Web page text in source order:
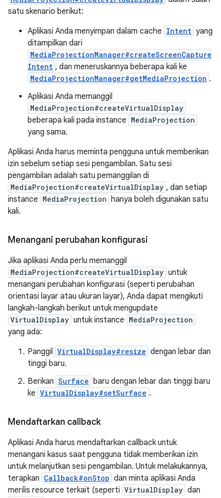
satu skenario berikut:
Aplikasi Anda menyimpan dalam cache Intent yang
ditampilkan dari
MediaProjectionManager#createScreenCapture
Intent , dan meneruskannya beberapa kali ke
MediaProjectionManager#getMediaProjection .
Aplikasi Anda memanggil
MediaProjection#createVirtualDisplay
beberapa kali pada instance MediaProjection
yang sama.
Aplikasi Anda harus meminta pengguna untuk memberikan
izin sebelum setiap sesi pengambilan. Satu sesi
pengambilan adalah satu pemanggilan di
MediaProjection#createVirtualDisplay , dan setiap
instance MediaProjection hanya boleh digunakan satu
kali.
Menangani perubahan konfigurasi
Jika aplikasi Anda perlu memanggil
MediaProjection#createVirtualDisplay untuk
menangani perubahan konfigurasi (seperti perubahan
orientasi layar atau ukuran layar), Anda dapat mengikuti
langkah-langkah berikut untuk mengupdate
VirtualDisplay untuk instance MediaProjection
yang ada:
Panggil VirtualDisplay#resize dengan lebar dan
tinggi baru.
Berikan Surface baru dengan lebar dan tinggi baru
ke VirtualDisplay#setSurface .
Mendaftarkan callback
Aplikasi Anda harus mendaftarkan callback untuk
menangani kasus saat pengguna tidak memberikan izin
untuk melanjutkan sesi pengambilan. Untuk melakukannya,
terapkan Callback#onStop dan minta aplikasi Anda
merilis resource terkait (seperti VirtualDisplay dan